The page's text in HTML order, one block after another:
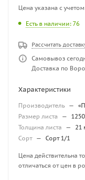
Цена указана с
Есть в наличии: 76
Рассчитать
Самовывоз
Доставка по
Характеристики
Производитель —
Размер листа
—
Толщина листа
— 21
Сорт — Сорт 1/1
Цена действительна
отличаться от цен в